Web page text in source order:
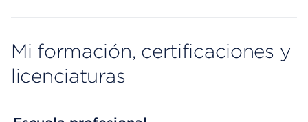
Mi formación, certificaciones y
licenciaturas